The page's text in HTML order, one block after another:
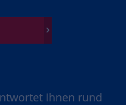
Ihnen rund